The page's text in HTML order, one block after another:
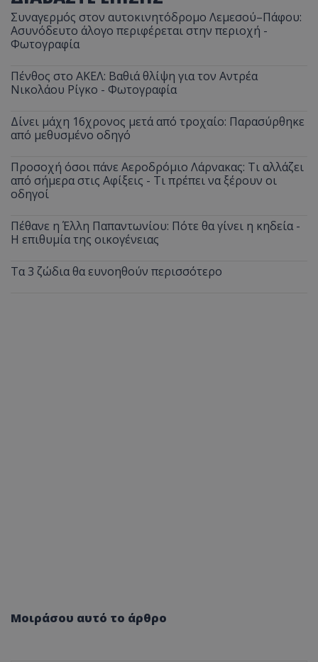
Συναγερμός στον αυτοκινητόδρομο Λεμεσού–Πάφου:
Ασυνόδευτο άλογο περιφέρεται στην περιοχή -
Φωτογραφία
Πένθος στο ΑΚΕΛ: Βαθιά θλίψη για τον Αντρέα
Νικολάου Ρίγκο - Φωτογραφία
Δίνει μάχη 16χρονος μετά από τροχαίο: Παρασύρθηκε
από μεθυσμένο οδηγό
Προσοχή όσοι πάνε Αεροδρόμιο Λάρνακας: Τι αλλάζει
από σήμερα στις Αφίξεις - Τι πρέπει να ξέρουν οι
οδηγοί
Πέθανε η Έλλη Παπαντωνίου: Πότε θα γίνει η κηδεία -
Η επιθυμία της οικογένειας
Τα 3 ζώδια θα ευνοηθούν περισσότερο
Μοιράσου αυτό το άρθρο